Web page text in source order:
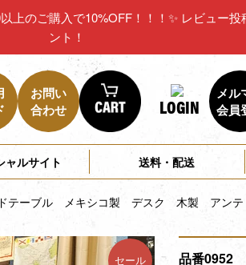
上のご購入で10%OFF！！！✨ レビュー
ント！
お問い
合わせ
LOGIN
メル
会員
ャルサイト 送料・配送
テーブル メキシコ製 デスク 木製 アンテ
セール
品番0952